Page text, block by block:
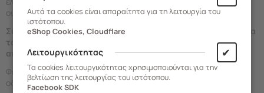
οικονομικό τρόπο.
Συναρμολογείται χωρίς χρήση ειδικών εργαλείων καθώς όλα
τα μέρη της είναι σχεδιασμένα να εφαρμόζουν
αποτελεσματικά μεταξύ τους.
Φέρει τις παγκόσμιεςπιστοποιήσεις TUV/GS.Παρέχονται
οδηγίες συναρμολόγησης.
Αυτά τα cookies είναι απαραίτητα για τη λειτουργία του
ιστότοπου.
eShop Cookies, Cloudflare
Λειτουργικότητας ✔
Τα cookies λειτουργικότητας χρησιμοποιούνται για την
βελτίωση της λειτουργίας του ιστότοπου.
Facebook SDK